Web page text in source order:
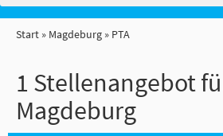
Start Magdeburg PTA
1 Stellenangebot
Magdeburg